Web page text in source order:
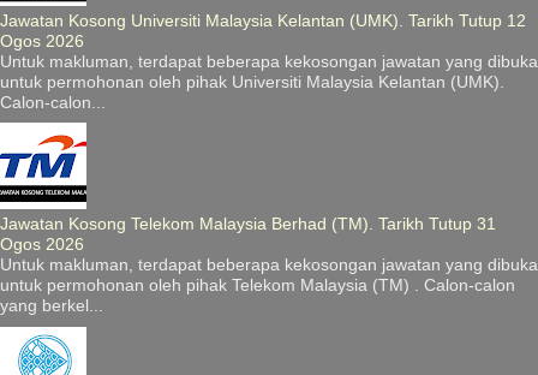
Jawatan Kosong Universiti Malaysia Kelantan (UMK). Tarikh Tutup 12
Ogos 2026
Untuk makluman, terdapat beberapa kekosongan jawatan yang dibuka
untuk permohonan oleh pihak Universiti Malaysia Kelantan (UMK).
Calon-calon...
Jawatan Kosong Telekom Malaysia Berhad (TM). Tarikh Tutup 31
Ogos 2026
Untuk makluman, terdapat beberapa kekosongan jawatan yang dibuka
untuk permohonan oleh pihak Telekom Malaysia (TM) . Calon-calon
yang berkel...